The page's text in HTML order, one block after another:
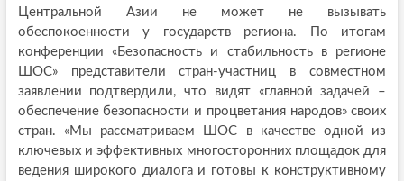
Центральной Азии не может не вызывать
обеспокоенности у государств региона. По итогам
конференции «Безопасность и стабильность в регионе
ШОС» представители стран-участниц в совместном
заявлении подтвердили, что видят «главной задачей –
обеспечение безопасности и процветания народов» своих
стран. «Мы рассматриваем ШОС в качестве одной из
ключевых и эффективных многосторонних площадок для
ведения широкого диалога и готовы к конструктивному